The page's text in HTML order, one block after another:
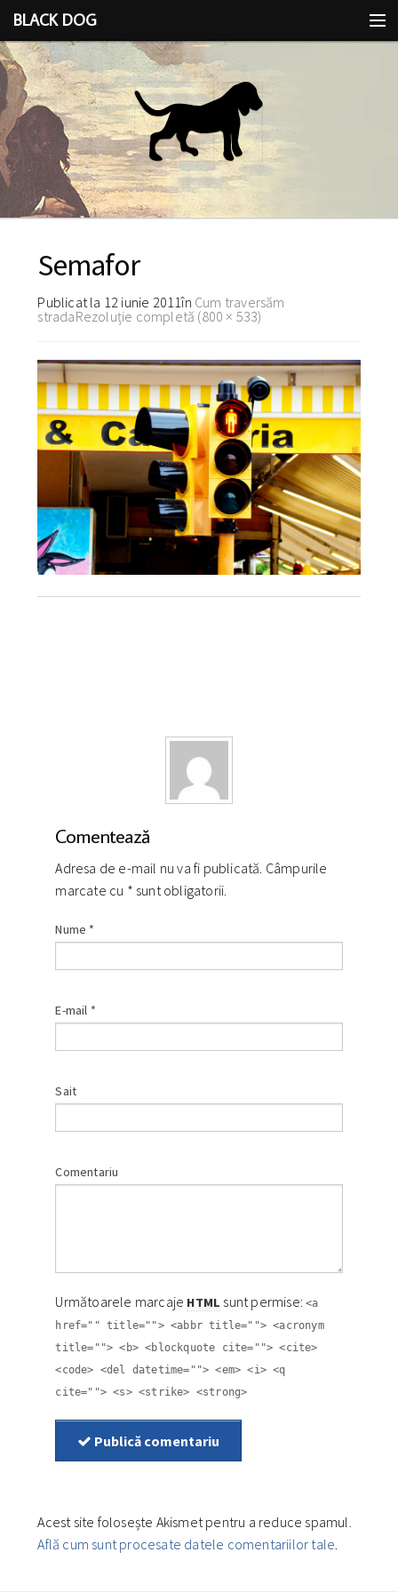
BLACK DOG
IDEEA
CU LIMBA SCOASĂ
Semafor
Publicat la 12 iunie 2011în Cum traversăm
stradaRezoluție completă (800 × 533)
Comentează
Adresa de e-mail nu va fi publicată. Câmpurile
marcate cu * sunt obligatorii.
Nume *
E-mail *
Sait
Comentariu
Următoarele marcaje HTML sunt permise:<a
href="" title=""> <abbr title=""> <acronym
title=""> <b> <blockquote cite=""> <cite>
<code> <del datetime=""> <em> <i> <q
cite=""> <s> <strike> <strong>
Publică comentariu
Acest site folosește Akismet pentru a reduce spamul.
Află cum sunt procesate datele comentariilor tale.